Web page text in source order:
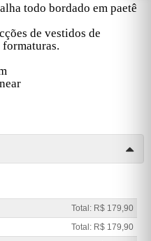
todo bordado em paetê
de vestidos de
formaturas.
Total: R$ 179,90
Total: R$ 179,90